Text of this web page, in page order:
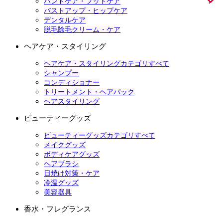
バストアップ・ヒップケア
デンタルケア
脱毛除毛クリーム・ケア
ヘアケア・スタイリング
ヘアケア・スタイリングカテゴリすべて
シャンプー
コンディショナー
トリートメント・ヘアパック
ヘアスタイリング
ビューティーグッズ
ビューティーグッズカテゴリすべて
メイクグッズ
ボディケアグッズ
ヘアブラシ
日焼け対策・ケア
冷温グッズ
美容器具
香水・フレグランス